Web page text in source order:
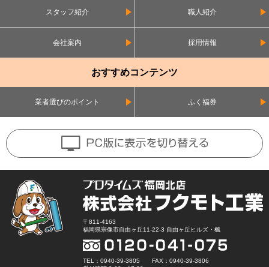
スタッフ紹介 職人紹介
会社案内 採用情報
おすすめコンテンツ
業者選びのポイント ふく福券
〒811-4163
福岡県宗像市自由ヶ丘11-22-3 自由ヶ丘ヒルズ・楓
TEL：0940-39-3805 FAX：0940-39-3806